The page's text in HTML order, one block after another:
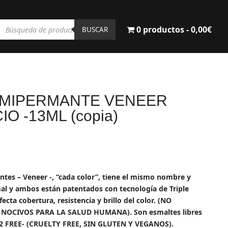
BUSCAR 0 productos 0,00€
VENEER
-13ML (copia)
– Veneer -, “cada color”, tiene el mismo nombre y
y ambos están patentados con tecnología de Triple
cobertura, resistencia y brillo del color. (NO
NOCIVOS PARA LA SALUD HUMANA). Son esmaltes libres
(CRUELTY FREE, SIN GLUTEN Y VEGANOS).